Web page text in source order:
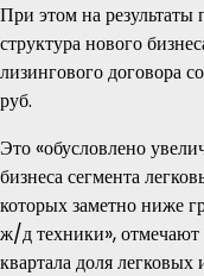
При этом на результаты
структура нового
лизингового договора
руб.
Это «обусловлено
бизнеса сегмента
которых заметно ниже
ж/д техники»,
квартала доля